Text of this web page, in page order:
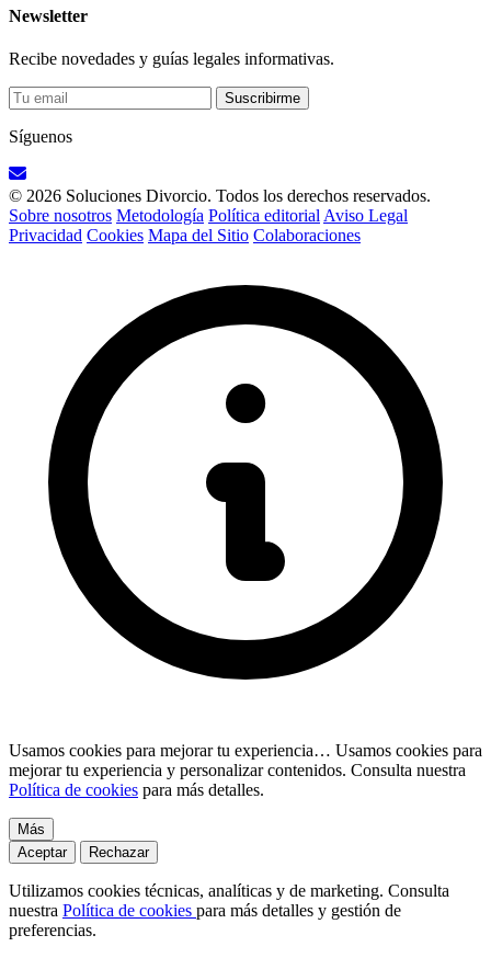
Newsletter
Recibe novedades y guías legales informativas.
Suscribirme
Síguenos
© 2026 Soluciones Divorcio. Todos los derechos reservados.
Sobre nosotros Metodología Política editorial Aviso Legal
Privacidad Cookies Mapa del Sitio Colaboraciones
Usamos cookies para mejorar tu experiencia… Usamos cookies para
mejorar tu experiencia y personalizar contenidos. Consulta nuestra
Política de cookies para más detalles.
Más
Aceptar
Rechazar
Utilizamos cookies técnicas, analíticas y de marketing. Consulta
nuestra Política de cookies para más detalles y gestión de
preferencias.